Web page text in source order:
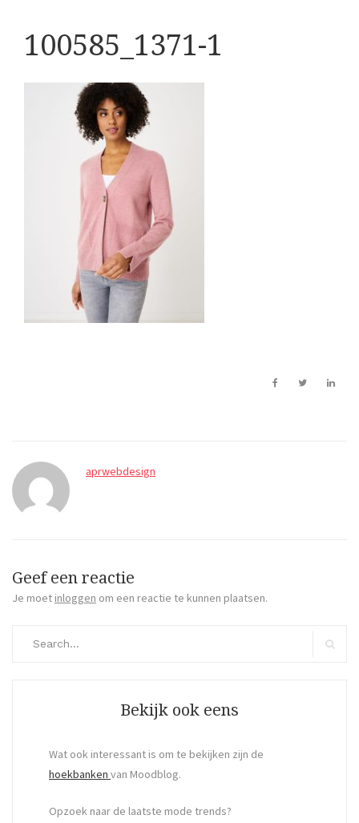
100585_1371-1
aprwebdesign
Geef een reactie
Je moet inloggen om een reactie te kunnen plaatsen.
Bekijk ook eens
Wat ook interessant is om te bekijken zijn de
hoekbanken van Moodblog.
Opzoek naar de laatste mode trends?